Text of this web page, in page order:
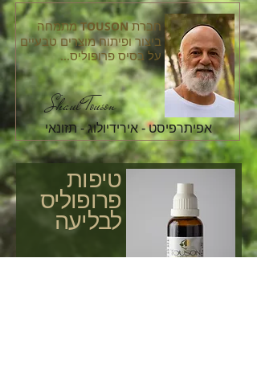
חברתTOUSON מתמחה
ביצור ופיתוח מוצרים טבעיים
על בסיס פרופוליס...
אפיתרפיסט - אירידיולוג - תזונאי
Shaul Touson
טיפות
פרופוליס
לבליעה